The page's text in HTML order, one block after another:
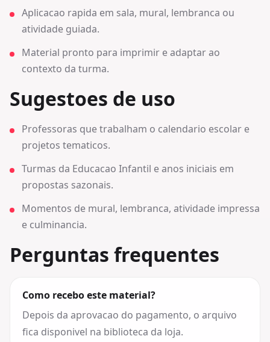
Aplicacao rapida em sala, mural, lembranca ou
atividade guiada.
Material pronto para imprimir e adaptar ao
contexto da turma.
Sugestoes de uso
Professoras que trabalham o calendario escolar e
projetos tematicos.
Turmas da Educacao Infantil e anos iniciais em
propostas sazonais.
Momentos de mural, lembranca, atividade impressa
e culminancia.
Perguntas frequentes
Como recebo este material?
Depois da aprovacao do pagamento, o arquivo
fica disponivel na biblioteca da loja.